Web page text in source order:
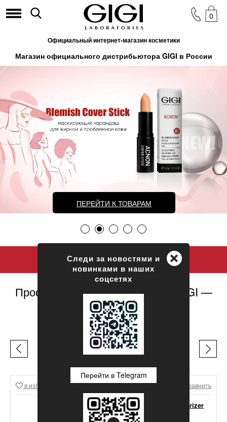
Официальный интернет-магазин косметики
0
Магазин официального дистрибьютора GIGI в России
ПЕРЕЙТИ К ТОВАРАМ
Профессиональная косметика GIGI —
официальный сайт
ЛЕГЕНДЫ GIGI
в избранное Сравнить в избранное Сравнить
GIGI Lipacid Moisturizer
For Oily Skin
+
Следи за новостями и
новинками в наших
соцсетях
Перейти в Telegram